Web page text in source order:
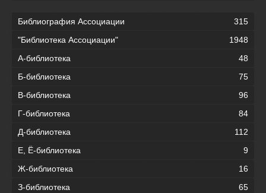
Библиография Ассоциации
315
"Библиотека Ассоциации"
1948
А-библиотека
48
Б-библиотека
75
В-библиотека
96
Г-библиотека
84
Д-библиотека
112
Е, Ё-библиотека
9
Ж-библиотека
16
З-библиотека
65